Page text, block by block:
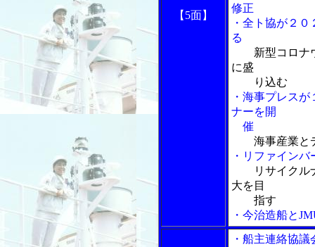
【5面】
修正
・全ト協が２
る
新型コロナ
に盛
り込む
・海事プレス
ナーを開
催
海事産業と
・リファイン
リサイクル
大を目
指す
・今治造船と
・船主連絡協